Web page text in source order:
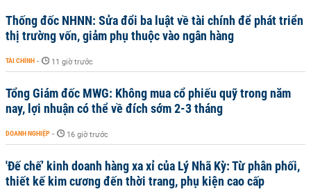
Thống đốc NHNN: Sửa đổi ba luật về tài chính để phát triển
thị trường vốn, giảm phụ thuộc vào ngân hàng
TÀI CHÍNH - 11 giờ trước
Tổng Giám đốc MWG: Không mua cổ phiếu quỹ trong năm
nay, lợi nhuận có thể về đích sớm 2-3 tháng
DOANH NGHIỆP - 16 giờ trước
'Đế chế’ kinh doanh hàng xa xỉ của Lý Nhã Kỳ: Từ phân phối,
thiết kế kim cương đến thời trang, phụ kiện cao cấp